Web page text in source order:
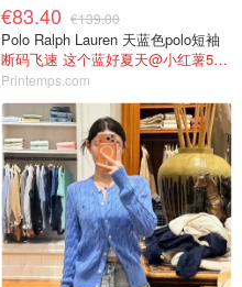
€83.40 €139.00
Polo Ralph Lauren 天蓝色polo短袖
断码飞速 这个蓝好夏天@小红薯5EFC94B8
Printemps.com